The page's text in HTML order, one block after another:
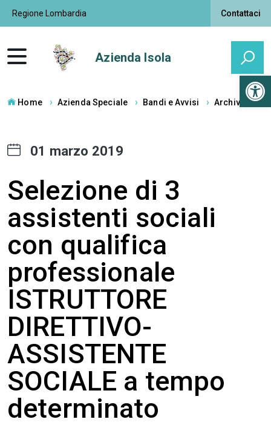
Regione Lombardia Contattaci
Azienda Isola
Home Azienda Speciale Bandi e Avvisi Archivio
01 marzo 2019
Selezione di 3
assistenti sociali
con qualifica
professionale
ISTRUTTORE
DIRETTIVO-
ASSISTENTE
SOCIALE a tempo
determinato